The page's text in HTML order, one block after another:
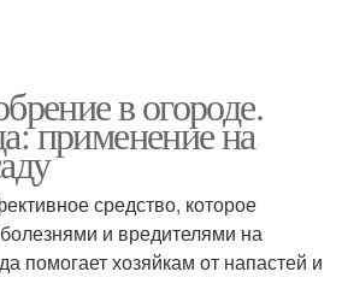
в огороде.
применение на
средство, которое
и вредителями на
помогает хозяйкам от напастей и